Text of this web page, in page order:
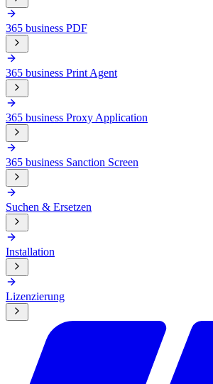
365 business PDF
365 business Print Agent
365 business Proxy Application
365 business Sanction Screen
Suchen & Ersetzen
Installation
Lizenzierung